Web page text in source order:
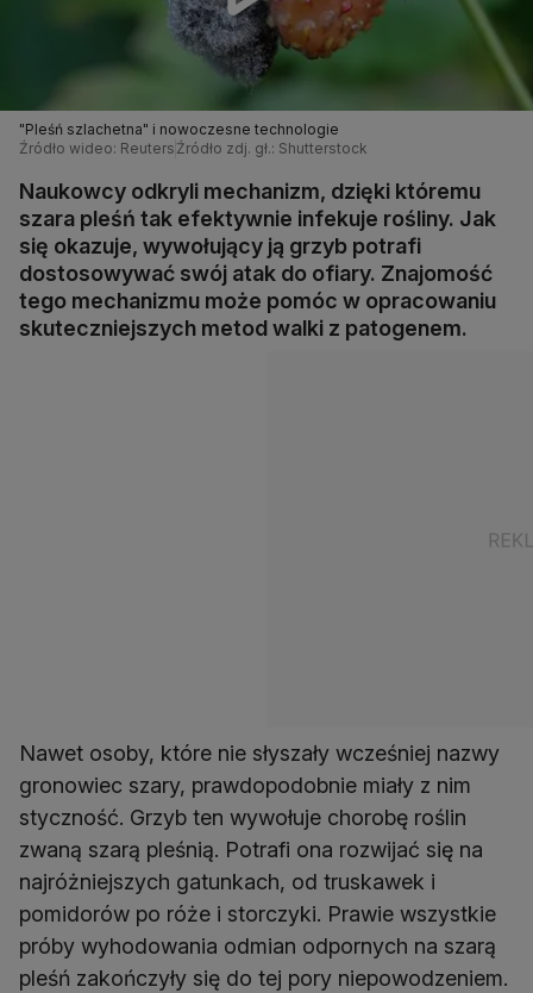
"Pleśń szlachetna" i nowoczesne technologie
Źródło wideo: Reuters Źródło zdj. gł.: Shutterstock
Naukowcy odkryli mechanizm, dzięki któremu
szara pleśń tak efektywnie infekuje rośliny. Jak
się okazuje, wywołujący ją grzyb potrafi
dostosowywać swój atak do ofiary. Znajomość
tego mechanizmu może pomóc w opracowaniu
skuteczniejszych metod walki z patogenem.
Nawet osoby, które nie słyszały wcześniej nazwy
gronowiec szary, prawdopodobnie miały z nim
styczność. Grzyb ten wywołuje chorobę roślin
zwaną szarą pleśnią. Potrafi ona rozwijać się na
najróżniejszych gatunkach, od truskawek i
pomidorów po róże i storczyki. Prawie wszystkie
próby wyhodowania odmian odpornych na szarą
pleśń zakończyły się do tej pory niepowodzeniem.